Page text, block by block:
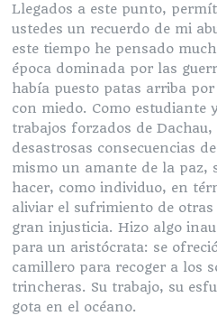
Llegados a este punto,
ustedes un recuerdo de mi
este tiempo he pensado
época dominada por las
había puesto patas arriba
con miedo. Como estudiante
trabajos forzados de
desastrosas consecuencias
mismo un amante de la paz,
hacer, como individuo, en
aliviar el sufrimiento de
gran injusticia. Hizo algo
para un aristócrata: se
camillero para recoger a los
trincheras. Su trabajo, su
gota en el océano.